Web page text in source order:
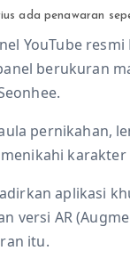
ada penawaran
YouTube
berukuran
pernikahan,
aplikasi
versi AR
itu.